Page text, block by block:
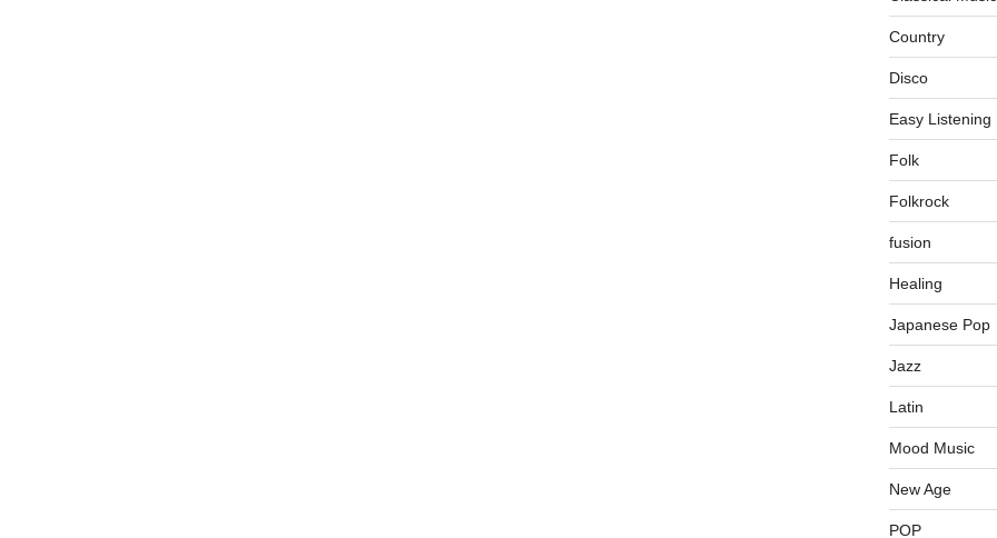
Country
Disco
Easy Listening
Folk
Folkrock
fusion
Healing
Japanese Pop
Jazz
Latin
Mood Music
New Age
POP